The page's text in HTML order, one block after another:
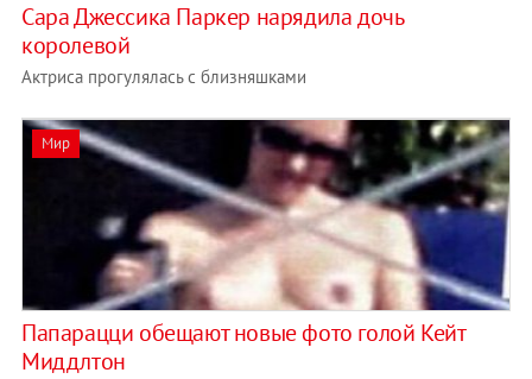
Сара Джессика Паркер нарядила дочь
королевой
Актриса прогулялась с близняшками
Мир
Папарацци обещают новые фото голой Кейт
Миддлтон